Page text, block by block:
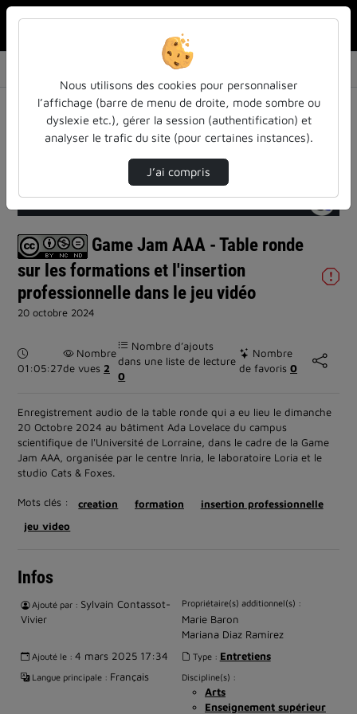
Game Jam AAA - Table ronde sur les formation…
0.00%
dans
écran
Game Jam AAA - Table ronde
sur les formations et l'insertion
professionnelle dans le jeu vidéo
20 octobre 2024
Durée :
01:05:27
Nombre
de vues 2
Nombre d’ajouts
dans une liste de lecture
0
Nombre
de favoris 0
Enregistrement audio de la table ronde qui a eu lieu le dimanche
20 Octobre 2024 au bâtiment Ada Lovelace du campus
scientifique de l'Université de Lorraine, dans le cadre de la Game
Jam AAA, organisée par le centre Inria, le laboratoire Loria et le
studio Cats & Foxes.
Mots clés : creation formation
insertion professionnelle
jeu video
Infos
Ajouté par : Sylvain Contassot-
Vivier
Propriétaire(s) additionnel(s) :
Marie Baron
Mariana Diaz Ramirez
Ajouté le : 4 mars 2025 17:34 Type : Entretiens
Langue principale : Français Discipline(s) :
Arts
Enseignement supérieur
Nous utilisons des cookies pour personnaliser
l’affichage (barre de menu de droite, mode sombre ou
dyslexie etc.), gérer la session (authentification) et
analyser le trafic du site (pour certaines instances).
J’ai compris